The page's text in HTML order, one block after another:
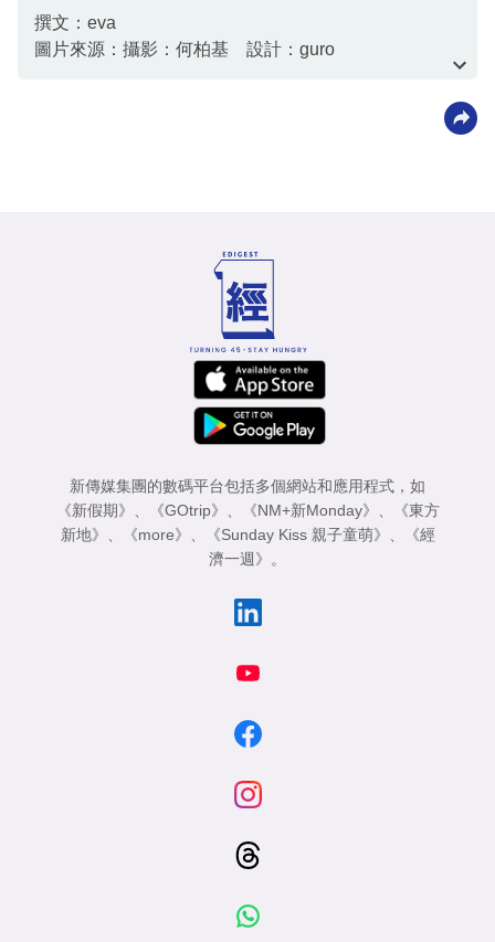
撰文：eva
圖片來源：攝影：何柏基 設計：guro
新傳媒集團的數碼平台包括多個網站和應用程式，如
《新假期》 、 《GOtrip》 、 《NM+新Monday》 、
《東方
新地》 、 《more》 、 《Sunday Kiss 親子童萌》 、
《經
濟一週》 。